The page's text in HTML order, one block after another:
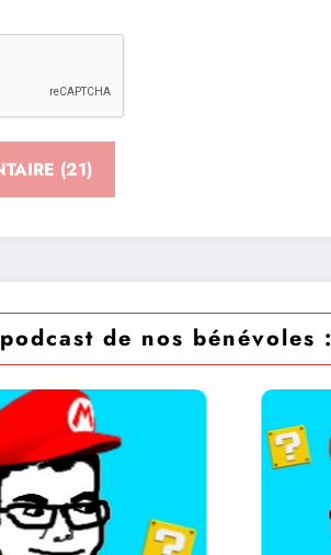
de nos bénévoles :